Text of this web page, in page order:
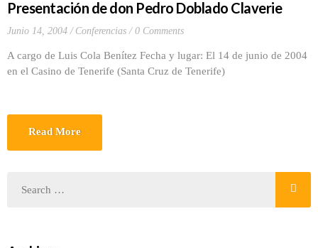
Presentación de don Pedro Doblado Claverie
Junio 14, 2004 Conferencias 0 Comments
A cargo de Luis Cola Benítez Fecha y lugar: El 14 de junio de 2004
en el Casino de Tenerife (Santa Cruz de Tenerife)
Read More